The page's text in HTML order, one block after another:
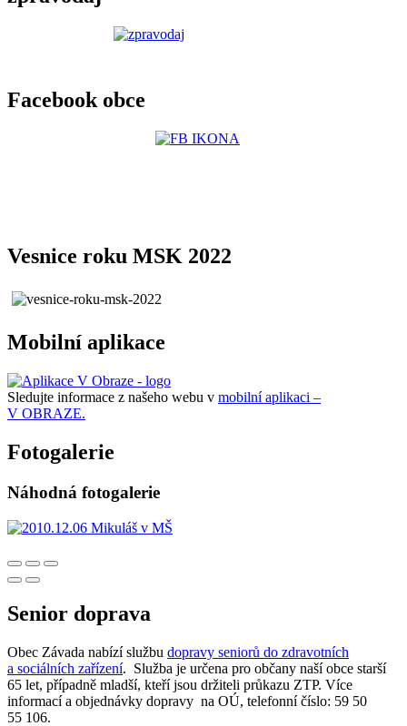
Facebook obce
Vesnice roku MSK 2022
Mobilní aplikace
Sledujte informace z našeho webu v mobilní aplikaci –
V OBRAZE.
Fotogalerie
Náhodná fotogalerie
Senior doprava
Obec Závada nabízí službu dopravy seniorů do zdravotních
a sociálních zařízení. Služba je určena pro občany naší obce starší
65 let, případně mladší, kteří jsou držiteli průkazu ZTP. Více
informací a objednávky dopravy na OÚ, telefonní číslo: 59 50
55 106.